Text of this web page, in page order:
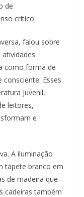
de
crítico.
falou sobre
como forma de
Esses
juvenil,
leitores,
e
A iluminação
tapete branco em
de madeira que
cadeiras também